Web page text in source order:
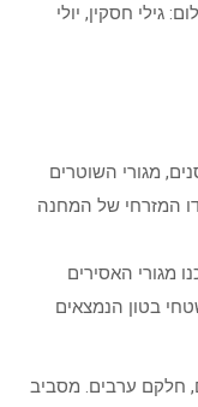
גילי חסקין, יולי
מגורי השוטרים
המזרחי של המחנה
(ממערב לכביש 4), שכנו מגורי האסירים
בטון הנמצאים
חלקם ערבים. מסביב